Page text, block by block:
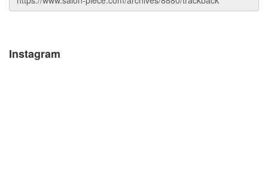
Instagram